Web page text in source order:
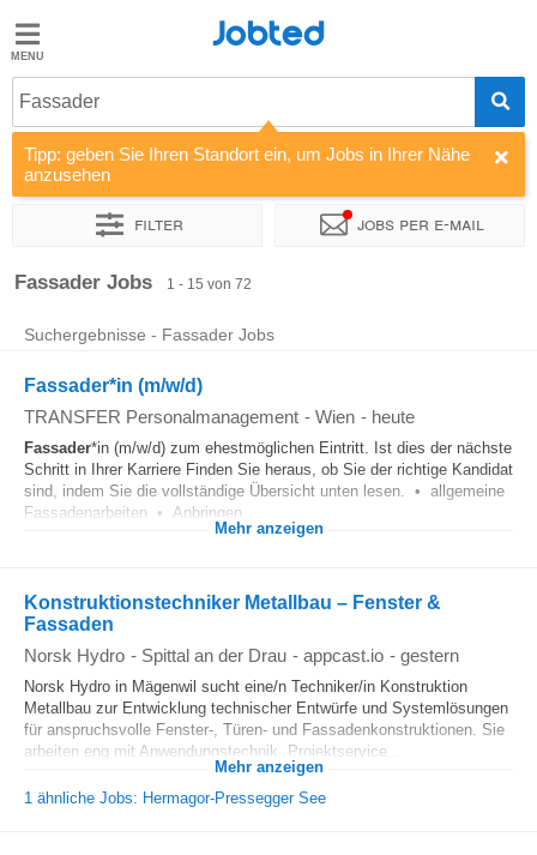
Jobted
Jobs
Gehalt
Jobted
Fassader
Tipp: geben Sie Ihren Standort ein, um Jobs in Ihrer Nähe
anzusehen
Filter Jobs per e-mail
Sortieren nach Unternehmen
Fassader Jobs 1 - 15 von 72
Suchergebnisse - Fassader Jobs
Fassader*in (m/w/d)
TRANSFER Personalmanagement - Wien - heute
Fassader*in (m/w/d) zum ehestmöglichen Eintritt. Ist dies der nächste
Schritt in Ihrer Karriere Finden Sie heraus, ob Sie der richtige Kandidat
sind, indem Sie die vollständige Übersicht unten lesen. • allgemeine
Fassadenarbeiten • Anbringen...
Mehr anzeigen
Konstruktionstechniker Metallbau – Fenster &
Fassaden
Norsk Hydro - Spittal an der Drau - appcast.io - gestern
Norsk Hydro in Mägenwil sucht eine/n Techniker/in Konstruktion
Metallbau zur Entwicklung technischer Entwürfe und Systemlösungen
für anspruchsvolle Fenster-, Türen- und Fassadenkonstruktionen. Sie
arbeiten eng mit Anwendungstechnik, Projektservice...
Mehr anzeigen
1 ähnliche Jobs: Hermagor-Pressegger See